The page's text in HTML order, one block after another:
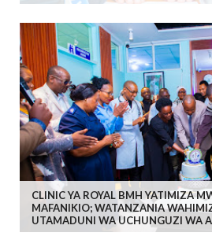
CLINIC YA ROYAL BMH YATIMIZA
MAFANIKIO; WATANZANIA
UTAMADUNI WA UCHUNGUZI WA